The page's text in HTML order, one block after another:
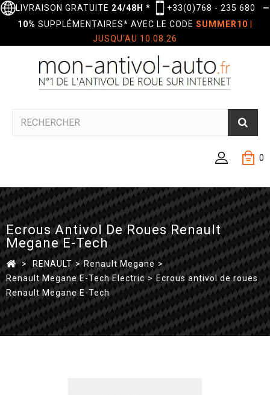
LIVRAISON GRATUITE 24/48H * +33(0)768 - 235 680
—
10% SUPPLÉMENTAIRES* AVEC LE CODE SUMMER10
JUSQU'AU 10.08.26
0
Ecrous Antivol De Roues Renault
Megane E-Tech
> RENAULT > Renault Megane >
Renault Megane E-Tech Electric > Ecrous antivol de roues
Renault Megane E-Tech